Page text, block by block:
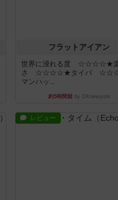
フラットアイアン
世界に浸れる度 ☆☆☆☆★
さ ☆☆☆☆★タイパ
マンハッ...
約5時間前by DKnewyork
レビュー